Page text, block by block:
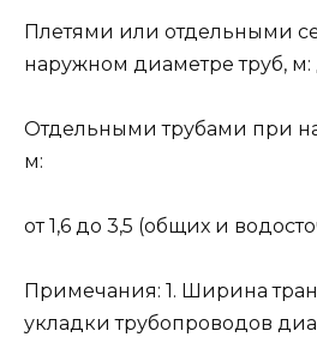
Плетями или отдельными
наружном диаметре труб, м:
Отдельными трубами при
м:
от 1,6 до 3,5 (общих и
Примечания: 1. Ширина
укладки трубопроводов